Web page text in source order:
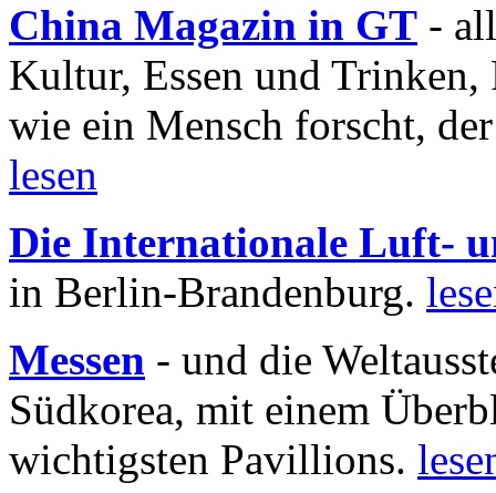
China Magazin in GT -
Kultur, Essen und
wie ein Mensch forscht,
lesen
Die Internationale Luft-
in Berlin-Brandenburg.
Messen - und die
Südkorea, mit einem
wichtigsten Pavillions.